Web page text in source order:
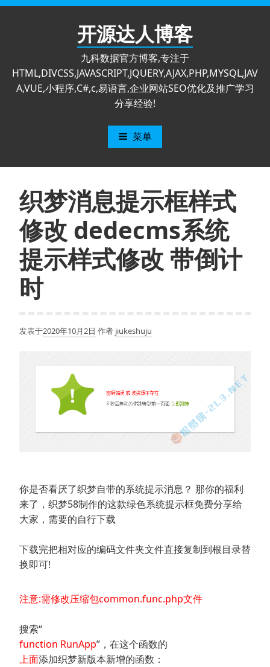
跳
开源达人博客
九科数据官方博客,专注于
HTML,DIVCSS,JAVASCRIPT,JQUERY,AJAX,PHP,MYSQL,JAV
A,VUE,小程序,C#,c,易语言,企业网站SEO优化及推广学习
分享经验!
菜单
织梦消息提示框样式
修改 dedecms系统
提示样式修改 带倒计
时
发表于2020年10月2日 作者 jiukeshuju
你是否看厌了织梦自带的系统提示消息？ 那你的福利
来了，织梦58制作的这款绿色系统提示框免费分享给
大家，需要的自行下载
下载完把相对应的编码文件夹文件直接复制到根目录替
换即可!
注意:需修改压缩包common.func.php文件
搜索“
function RunApp”，在这个函数的
上面添加织梦新版本新增的函数：